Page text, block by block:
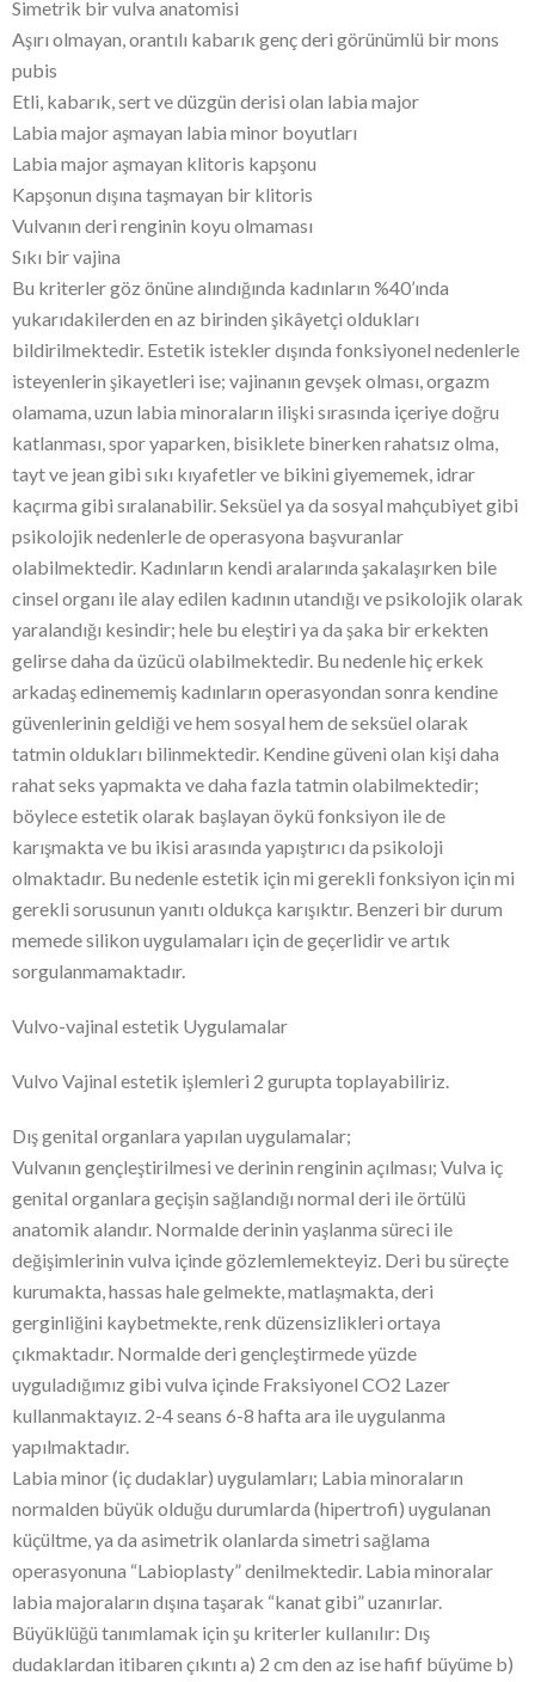
Simetrik bir vulva anatomisi
Aşırı olmayan, orantılı kabarık genç deri görünümlü bir mons
pubis
Etli, kabarık, sert ve düzgün derisi olan labia major
Labia major aşmayan labia minor boyutları
Labia major aşmayan klitoris kapşonu
Kapşonun dışına taşmayan bir klitoris
Vulvanın deri renginin koyu olmaması
Sıkı bir vajina
Bu kriterler göz önüne alındığında kadınların %40’ında
yukarıdakilerden en az birinden şikâyetçi oldukları
bildirilmektedir. Estetik istekler dışında fonksiyonel nedenlerle
isteyenlerin şikayetleri ise; vajinanın gevşek olması, orgazm
olamama, uzun labia minoraların ilişki sırasında içeriye doğru
katlanması, spor yaparken, bisiklete binerken rahatsız olma,
tayt ve jean gibi sıkı kıyafetler ve bikini giyememek, idrar
kaçırma gibi sıralanabilir. Seksüel ya da sosyal mahçubiyet gibi
psikolojik nedenlerle de operasyona başvuranlar
olabilmektedir. Kadınların kendi aralarında şakalaşırken bile
cinsel organı ile alay edilen kadının utandığı ve psikolojik olarak
yaralandığı kesindir; hele bu eleştiri ya da şaka bir erkekten
gelirse daha da üzücü olabilmektedir. Bu nedenle hiç erkek
arkadaş edinememiş kadınların operasyondan sonra kendine
güvenlerinin geldiği ve hem sosyal hem de seksüel olarak
tatmin oldukları bilinmektedir. Kendine güveni olan kişi daha
rahat seks yapmakta ve daha fazla tatmin olabilmektedir;
böylece estetik olarak başlayan öykü fonksiyon ile de
karışmakta ve bu ikisi arasında yapıştırıcı da psikoloji
olmaktadır. Bu nedenle estetik için mi gerekli fonksiyon için mi
gerekli sorusunun yanıtı oldukça karışıktır. Benzeri bir durum
memede silikon uygulamaları için de geçerlidir ve artık
sorgulanmamaktadır.
Vulvo-vajinal estetik Uygulamalar
Vulvo Vajinal estetik işlemleri 2 gurupta toplayabiliriz.
Dış genital organlara yapılan uygulamalar;
Vulvanın gençleştirilmesi ve derinin renginin açılması; Vulva iç
genital organlara geçişin sağlandığı normal deri ile örtülü
anatomik alandır. Normalde derinin yaşlanma süreci ile
değişimlerinin vulva içinde gözlemlemekteyiz. Deri bu süreçte
kurumakta, hassas hale gelmekte, matlaşmakta, deri
gerginliğini kaybetmekte, renk düzensizlikleri ortaya
çıkmaktadır. Normalde deri gençleştirmede yüzde
uyguladığımız gibi vulva içinde Fraksiyonel CO2 Lazer
kullanmaktayız. 2-4 seans 6-8 hafta ara ile uygulanma
yapılmaktadır.
Labia minor (iç dudaklar) uygulamları; Labia minoraların
normalden büyük olduğu durumlarda (hipertrofi) uygulanan
küçültme, ya da asimetrik olanlarda simetri sağlama
operasyonuna “Labioplasty” denilmektedir. Labia minoralar
labia majoraların dışına taşarak “kanat gibi” uzanırlar.
Büyüklüğü tanımlamak için şu kriterler kullanılır: Dış
dudaklardan itibaren çıkıntı a) 2 cm den az ise hafif büyüme b)